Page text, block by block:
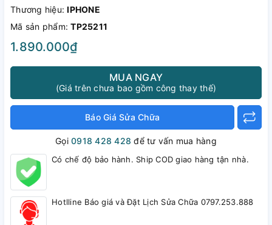
Thương hiệu:IPHONE
Mã sản phẩm:TP25211
1.890.000₫
MUA NGAY
(Giá trên chưa bao gồm công thay thế)
Báo Giá Sửa Chữa
Gọi0918 428 428 để tư vấn mua hàng
Có chế độ bảo hành. Ship COD giao hàng tận nhà.
Hotlline Báo giá và Đặt Lịch Sửa Chữa 0797.253.888